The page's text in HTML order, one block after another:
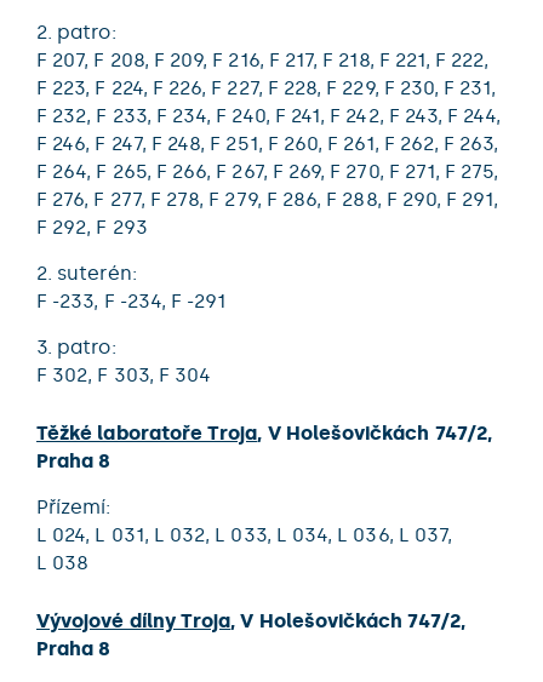
2. patro:
F 207, F 208, F 209, F 216, F 217, F 218, F 221, F 222,
F 223, F 224, F 226, F 227, F 228, F 229, F 230, F 231,
F 232, F 233, F 234, F 240, F 241, F 242, F 243, F 244,
F 246, F 247, F 248, F 251, F 260, F 261, F 262, F 263,
F 264, F 265, F 266, F 267, F 269, F 270, F 271, F 275,
F 276, F 277, F 278, F 279, F 286, F 288, F 290, F 291,
F 292, F 293
2. suterén:
F -233, F -234, F -291
3. patro:
F 302, F 303, F 304
Těžké laboratoře Troja, V Holešovičkách 747/2,
Praha 8
přízemí:
L 024, L 031, L 032, L 033, L 034, L 036, L 037,
L 038
Vývojové dílny Troja,V Holešovičkách 747/2,
Praha 8